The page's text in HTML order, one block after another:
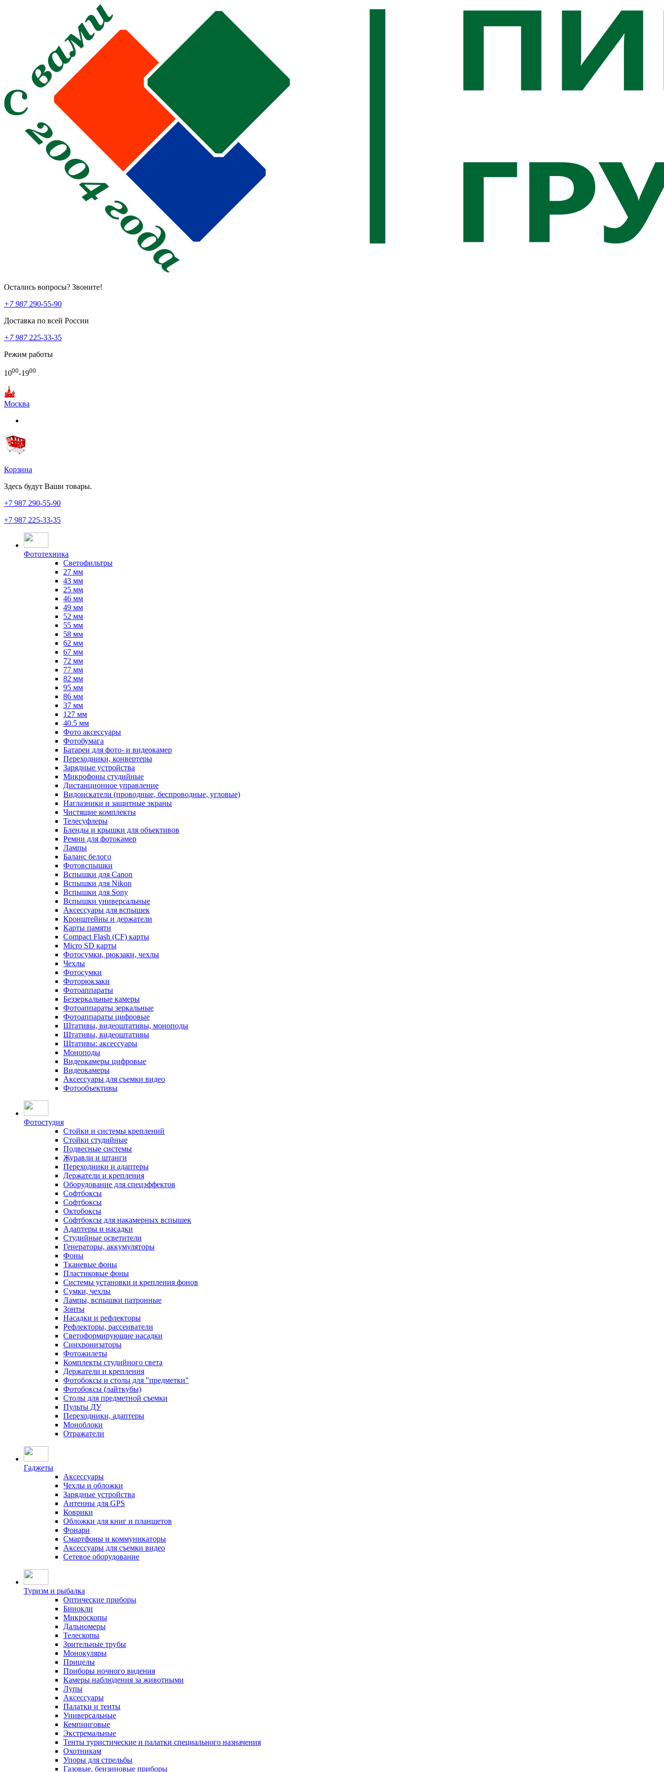
Остались вопросы? Звоните!
+7 987290-55-90
Доставка по всей России
+7 987225-33-35
Режим работы
1000-1900
Москва
Корзина
Здесь будут Ваши товары.
+7 987 290-55-90
+7 987 225-33-35
Фототехника
Светофильтры
27 мм
43 мм
25 мм
46 мм
49 мм
52 мм
55 мм
58 мм
62 мм
67 мм
72 мм
77 мм
82 мм
95 мм
86 мм
37 мм
127 мм
40.5 мм
Фото аксессуары
Фотобумага
Батареи для фото- и видеокамер
Переходники, конвертеры
Зарядные устройства
Микрофоны студийные
Дистанционное управление
Видоискатели (проводные, беспроводные, угловые)
Наглазники и защитные экраны
Чистящие комплекты
Телесуфлеры
Бленды и крышки для объективов
Ремни для фотокамер
Лампы
Баланс белого
Фотовспышки
Вспышки для Canon
Вспышки для Nikon
Вспышки для Sony
Вспышки универсальные
Аксесcуары для вспышек
Кронштейны и держатели
Карты памяти
Compact Flash (CF) карты
Micro SD карты
Фотосумки, рюкзаки, чехлы
Чехлы
Фотосумки
Фоторюкзаки
Фотоаппараты
Беззеркальные камеры
Фотоаппараты зеркальные
Фотоаппараты цифровые
Штативы, видеоштативы, моноподы
Штативы, видеоштативы
Штативы: аксессуары
Моноподы
Видеокамеры цифровые
Видеокамеры
Аксессуары для съемки видео
Фотообъективы
Фотостудия
Стойки и системы креплений
Стойки студийные
Подвесные системы
Журавли и штанги
Переходники и адаптеры
Держатели и крепления
Оборудование для спецэффектов
Софтбоксы
Софтбоксы
Октобоксы
Софтбоксы для накамерных вспышек
Адаптеры и насадки
Студийные осветители
Генераторы, аккумуляторы
Фоны
Тканевые фоны
Пластиковые фоны
Системы установки и крепления фонов
Сумки, чехлы
Лампы, вспышки патронные
Зонты
Насадки и рефлекторы
Рефлекторы, рассеиватели
Светоформирующие насадки
Синхронизаторы
Фотожилеты
Комплекты студийного света
Держатели и крепления
Фотобоксы и столы для "предметки"
Фотобоксы (лайткубы)
Столы для предметной съемки
Пульты ДУ
Переходники, адаптеры
Моноблоки
Отражатели
Гаджеты
Аксессуары
Чехлы и обложки
Зарядные устройства
Антенны для GPS
Коврики
Обложки для книг и планшетов
Фонари
Смартфоны и коммуникаторы
Аксессуары для съемки видео
Сетевое оборудование
Туризм и рыбалка
Оптические приборы
Бинокли
Микроскопы
Дальномеры
Телескопы
Зрительные трубы
Монокуляры
Прицелы
Приборы ночного видения
Камеры наблюдения за животными
Лупы
Аксессуары
Палатки и тенты
Универсальные
Кемпинговые
Экстремальные
Тенты туристические и палатки специального назначения
Охотникам
Упоры для стрельбы
Газовые, бензиновые приборы